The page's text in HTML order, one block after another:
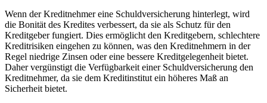
Wenn der ⁤Kreditnehmer eine Schuldversicherung hinterlegt, ‍wird⁤
die⁤ Bonität ‌des Kredites verbessert, ⁤da ⁤sie als Schutz ⁣für‍ den
Kreditgeber fungiert. ‌Dies ermöglicht den ⁢Kreditgebern, schlechtere
Kreditrisiken eingehen zu⁢ können, was den Kreditnehmern in der
‍Regel niedrige Zinsen oder eine bessere Kreditgelegenheit bietet.
Daher vergünstigt‍ die‍ Verfügbarkeit einer Schuldversicherung den
Kreditnehmer,⁤ da sie dem ​Kreditinstitut ein‍ höheres Maß‍ an
Sicherheit bietet.